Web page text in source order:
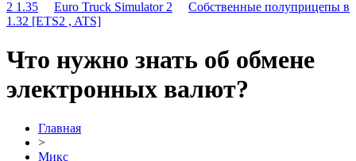
2 1.35
Euro Truck Simulator 2
Собственные полуприцепы в
1.32 [ETS2 , ATS]
Что нужно знать об обмене
электронных валют?
Главная
>
Микс